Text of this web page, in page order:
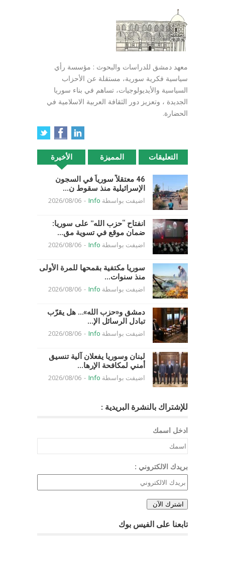
معهد دمشق للدراسات والبحوث : مؤسسة رأي
سياسية فكرية سورية، مستقلة عن الأحزاب
السياسية والأيديولوجيات، تساهم في بناء سوريا
الجديدة ، وتعزيز دور الثقافة العربية الاسلامية في
الحضارة.
الأخيرة المميزة التعليقات
46 معتقلاً سورياً في السجون
الإسرائيلية منذ سقوط ن...
اضيفت بواسطة Info
-
2026/08/06
انفتاح “حزب الله” على سوريا:
ضمان موقع في تسوية مق...
اضيفت بواسطة Info
-
2026/08/06
سوريا مكتفية بقمحها للمرة الأولى
منذ سنوات...
اضيفت بواسطة Info
-
2026/08/06
دمشق و«حزب الله»… هل يقرّب
تبادل الرسائل الإ...
اضيفت بواسطة Info
-
2026/08/06
لبنان وسوريا يفعلان آلية تنسيق
أمني لمكافحة الإرها...
اضيفت بواسطة Info
-
2026/08/06
للإشتراك بالنشرة البريدية :
ادخل اسمك
بريدك الالكتروني :
تابعنا على الفيس بوك